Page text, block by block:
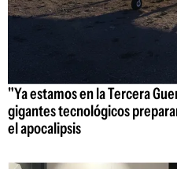
"Ya estamos en la Tercera
gigantes tecnológicos
el apocalipsis